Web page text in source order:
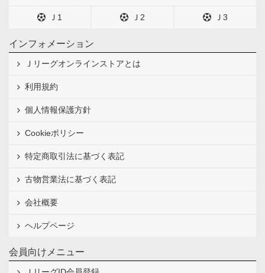
Ｊ1 Ｊ2 Ｊ3
インフォメーション
Ｊリーグオンラインストアとは
利用規約
個人情報保護方針
Cookieポリシー
特定商取引法に基づく表記
古物営業法に基づく表記
会社概要
ヘルプページ
会員向けメニュー